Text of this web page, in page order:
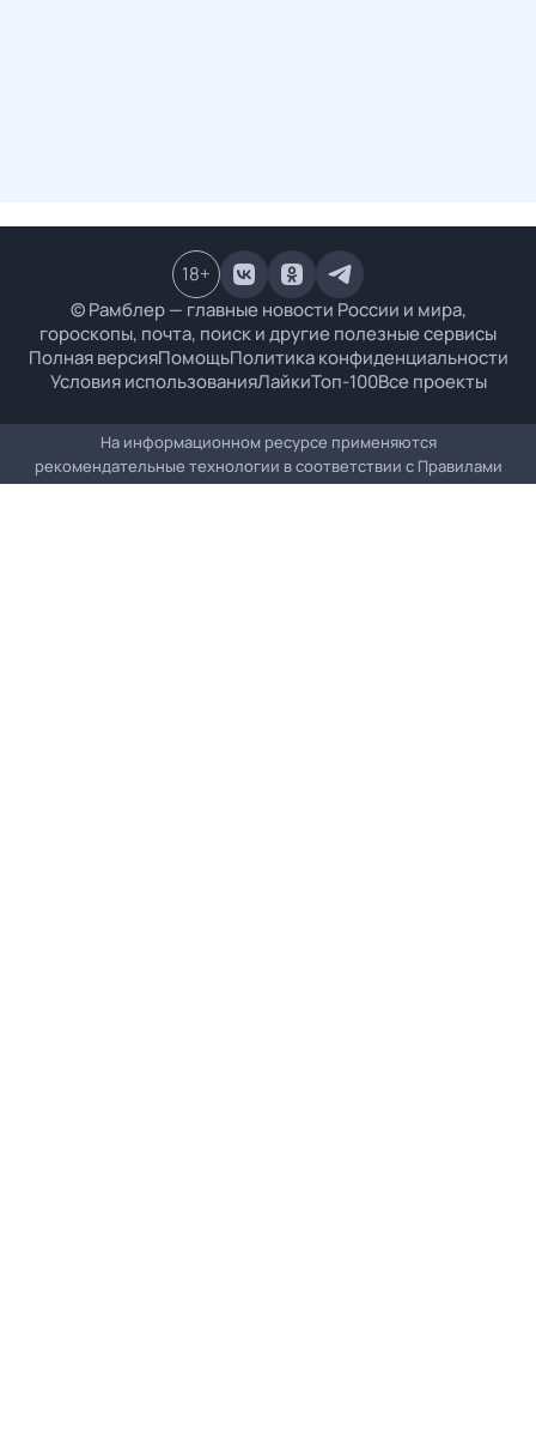
© Рамблер — главные новости России и мира,
гороскопы, почта, поиск и другие полезные сервисы
Полная версияПомощьПолитика конфиденциальности
Условия использованияЛайкиТоп-100Все проекты
18+
На информационном ресурсе применяются
рекомендательные технологии в соответствии с Правилами